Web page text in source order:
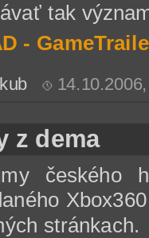
tak
-
z dema
českého
stránkach.